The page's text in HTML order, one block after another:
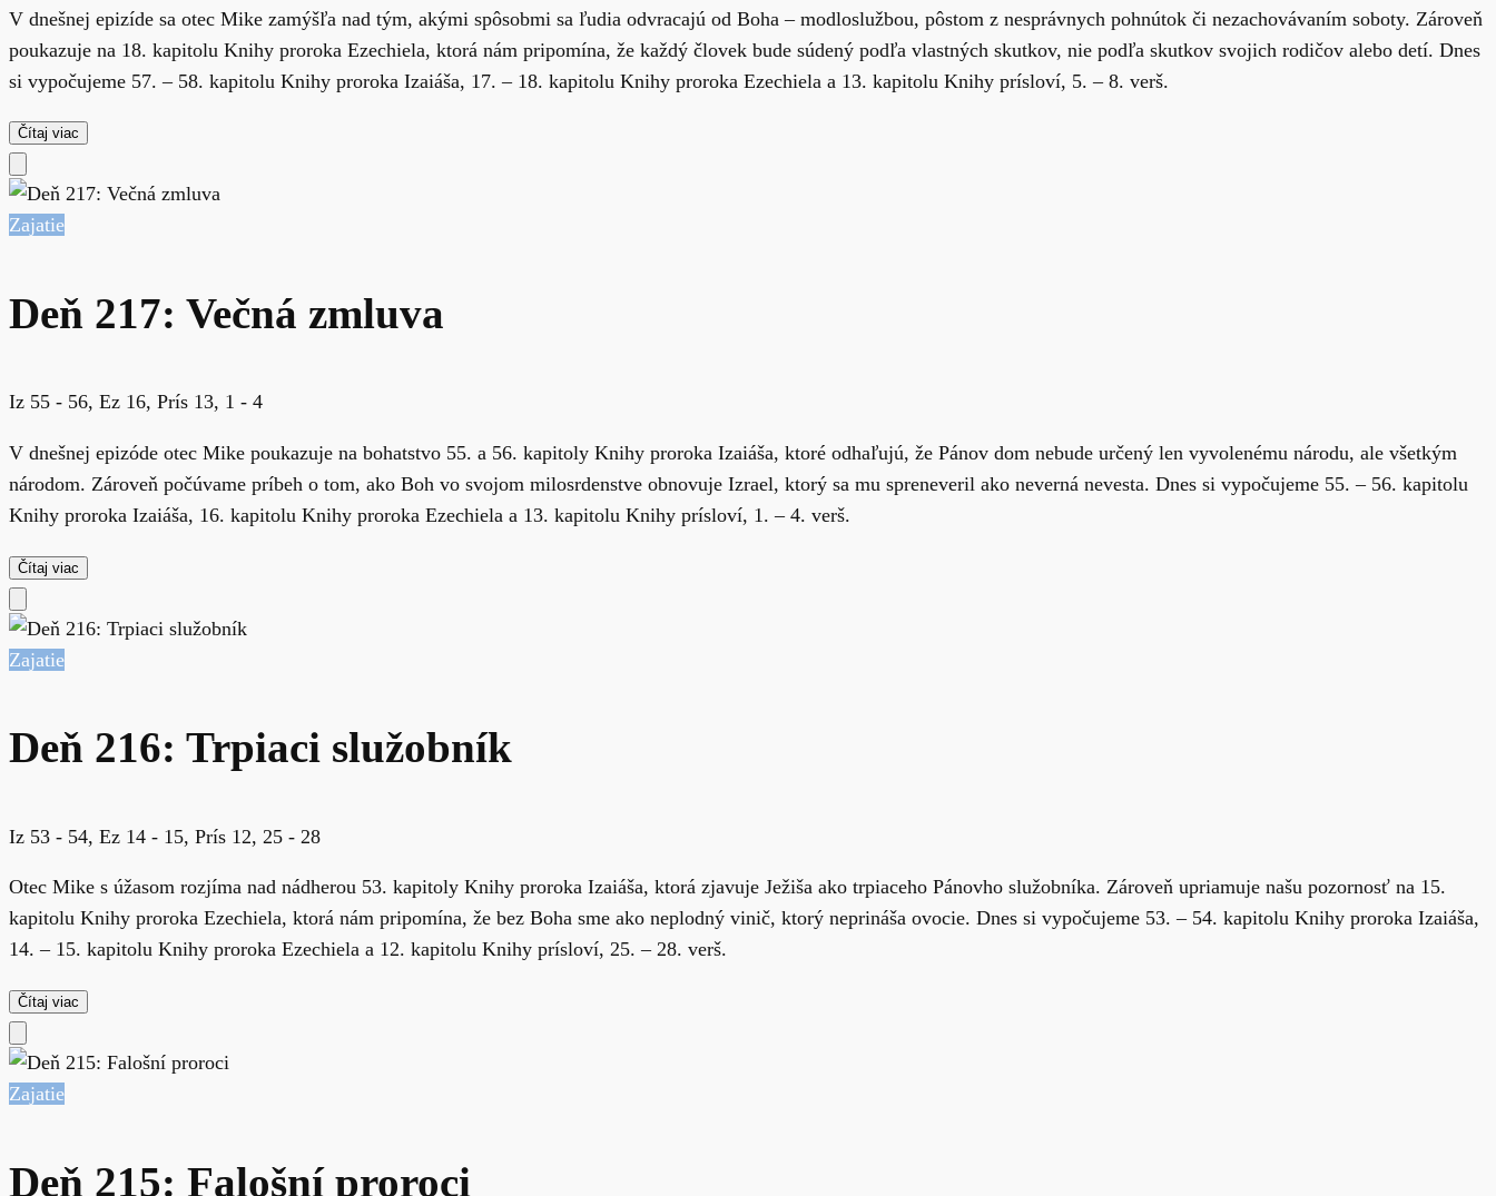
V dnešnej epizíde sa otec Mike zamýšľa nad tým, akými spôsobmi sa ľudia odvracajú od Boha – modloslužbou, pôstom z nesprávnych pohnútok či nezachovávaním soboty. Zároveň
poukazuje na 18. kapitolu Knihy proroka Ezechiela, ktorá nám pripomína, že každý človek bude súdený podľa vlastných skutkov, nie podľa skutkov svojich rodičov alebo detí. Dnes
si vypočujeme 57. – 58. kapitolu Knihy proroka Izaiáša, 17. – 18. kapitolu Knihy proroka Ezechiela a 13. kapitolu Knihy prísloví, 5. – 8. verš.
Čítaj viac
Zajatie
Deň 217: Večná zmluva
Iz 55 - 56, Ez 16, Prís 13, 1 - 4
V dnešnej epizóde otec Mike poukazuje na bohatstvo 55. a 56. kapitoly Knihy proroka Izaiáša, ktoré odhaľujú, že Pánov dom nebude určený len vyvolenému národu, ale všetkým
národom. Zároveň počúvame príbeh o tom, ako Boh vo svojom milosrdenstve obnovuje Izrael, ktorý sa mu spreneveril ako neverná nevesta. Dnes si vypočujeme 55. – 56. kapitolu
Knihy proroka Izaiáša, 16. kapitolu Knihy proroka Ezechiela a 13. kapitolu Knihy prísloví, 1. – 4. verš.
Čítaj viac
Zajatie
Deň 216: Trpiaci služobník
Iz 53 - 54, Ez 14 - 15, Prís 12, 25 - 28
Otec Mike s úžasom rozjíma nad nádherou 53. kapitoly Knihy proroka Izaiáša, ktorá zjavuje Ježiša ako trpiaceho Pánovho služobníka. Zároveň upriamuje našu pozornosť na 15.
kapitolu Knihy proroka Ezechiela, ktorá nám pripomína, že bez Boha sme ako neplodný vinič, ktorý neprináša ovocie. Dnes si vypočujeme 53. – 54. kapitolu Knihy proroka Izaiáša,
14. – 15. kapitolu Knihy proroka Ezechiela a 12. kapitolu Knihy prísloví, 25. – 28. verš.
Čítaj viac
Zajatie
Deň 215: Falošní proroci